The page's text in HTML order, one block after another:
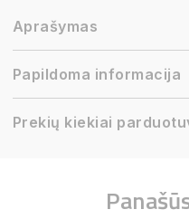
Aprašymas
Papildoma informacija
Prekių kiekiai